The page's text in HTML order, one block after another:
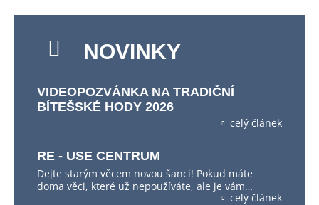
NOVINKY
VIDEOPOZVÁNKA NA TRADIČNÍ
BÍTEŠSKÉ HODY 2026
celý článek
RE - USE CENTRUM
Dejte starým věcem novou šanci! Pokud máte
doma věci, které už nepoužíváte, ale je vám…
celý článek